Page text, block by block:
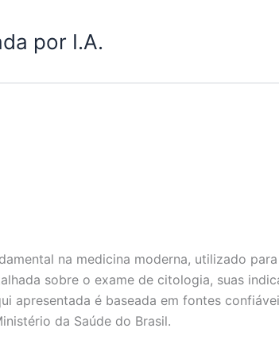
por I.A.
na medicina moderna, utilizado
sobre o exame de citologia, suas
apresentada é baseada em fontes
da Saúde do Brasil.